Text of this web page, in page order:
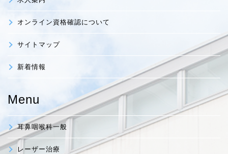
オンライン資格確認について
サイトマップ
新着情報
Menu
耳鼻咽喉科一般
レーザー治療